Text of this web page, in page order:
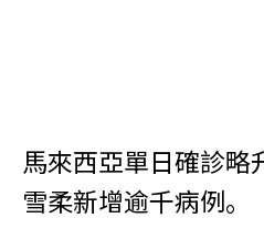
馬來西亞單日確診略
雪柔新增逾千病例。